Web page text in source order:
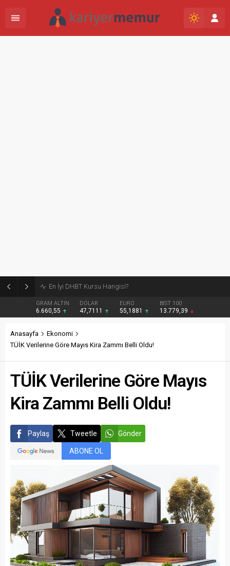
Burcular Pen — Sakarya’da doğru sistem, temiz montaj
GRAM ALTIN
6.660,55
DOLAR
47,7111
EURO
55,1881
BIST 100
13.779,39
Anasayfa
Ekonomi
TÜİK Verilerine Göre Mayıs Kira Zammı Belli Oldu!
TÜİK Verilerine Göre Mayıs
Kira Zammı Belli Oldu!
Paylaş Tweetle Gönder
ABONE OL